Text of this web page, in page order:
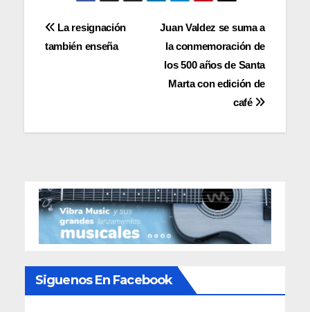
NavegaciónJuan Valdez se suma a
la conmemoración de
los 500 años de Santa
Marta con edición de
café
La resignación
también enseña
Siguenos En Facebook